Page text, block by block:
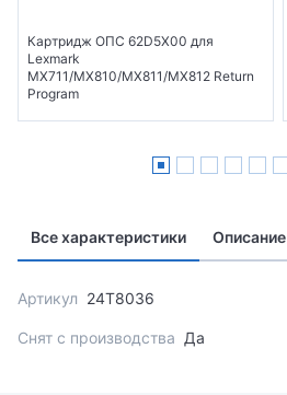
Картридж ОПС 62D5X00 для
Lexmark
MX711/MX810/MX811/MX812 Return
Program
Все характеристики Описание
Артикул 24T8036
Снят с производства Да